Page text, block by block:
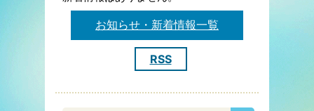
お知らせ・新着情報一覧
RSS